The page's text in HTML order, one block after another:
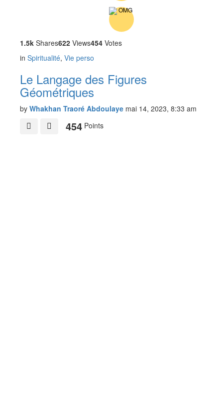
1.5k Shares622 Views454 Votes
in Spiritualité, Vie perso
Le Langage des Figures
Géométriques
by Whakhan Traoré Abdoulaye mai 14, 2023, 8:33 am
454 Points